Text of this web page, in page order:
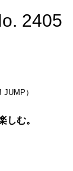
2405
）
しむ。